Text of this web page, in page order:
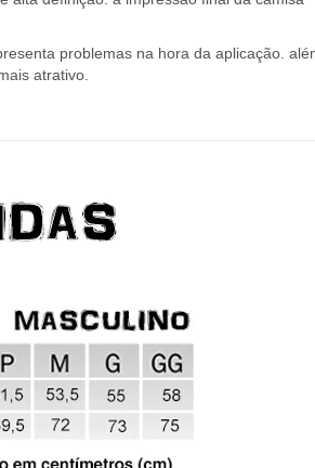
problemas na hora da aplicação. além